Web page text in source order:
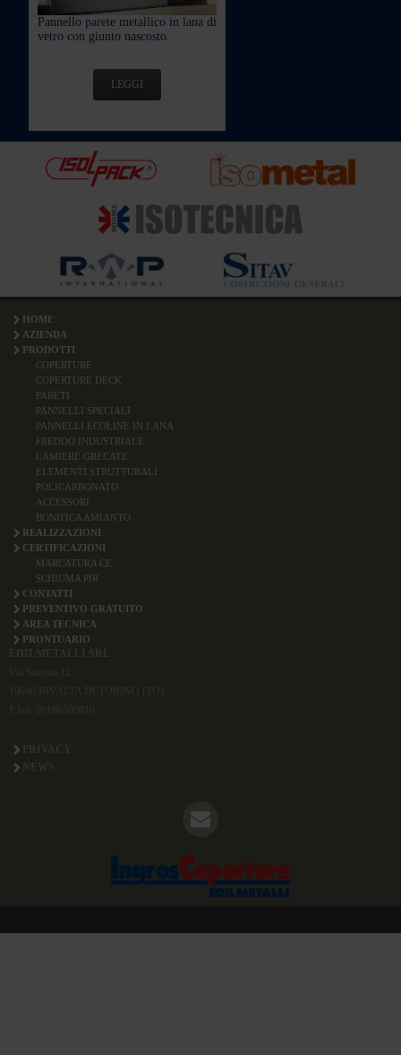
Pannello parete metallico in lana di
vetro con giunto nascosto.
LEGGI
HOME
AZIENDA
PRODOTTI
COPERTURE
COPERTURE DECK
PARETI
PANNELLI SPECIALI
PANNELLI ECOLINE IN LANA
FREDDO INDUSTRIALE
LAMIERE GRECATE
ELEMENTI STRUTTURALI
POLICARBONATO
ACCESSORI
BONIFICA AMIANTO
REALIZZAZIONI
CERTIFICAZIONI
MARCATURA CE
SCHIUMA PIR
CONTATTI
PREVENTIVO GRATUITO
AREA TECNICA
PRONTUARIO